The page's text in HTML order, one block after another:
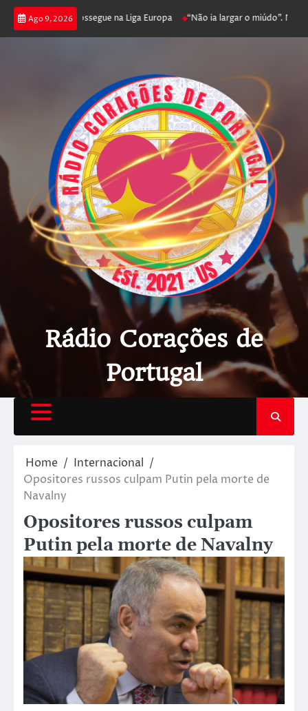
Ago 9, 2026
poker e prossegue na Liga Europa “Não ia largar o miúdo”.
Rádio Corações de
Portugal
Home
Internacional
Opositores russos culpam Putin pela morte de
Navalny
Opositores russos culpam
Putin pela morte de Navalny